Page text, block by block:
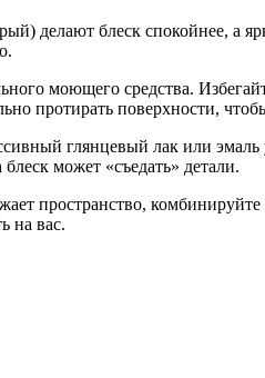
делают блеск спокойнее, а
моющего средства.
протирать поверхности,
глянцевый лак или
может «съедать» детали.
пространство,
на вас.